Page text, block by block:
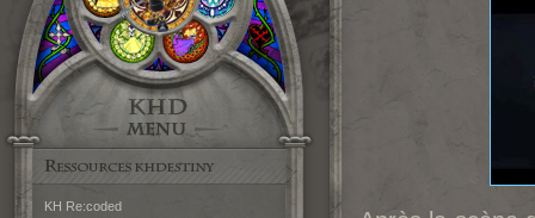
KH Re:coded